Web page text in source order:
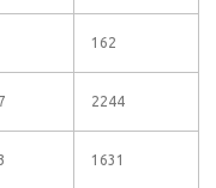
162
2244
1631